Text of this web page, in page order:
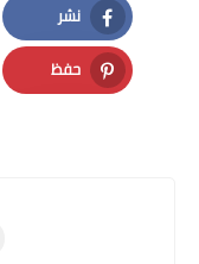
نشر
Facebook
حفظ
Pinterest